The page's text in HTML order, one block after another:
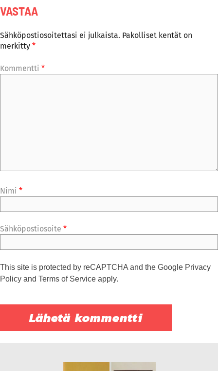
VASTAA
Sähköpostiosoitettasi ei julkaista. Pakolliset kentät on
merkitty *
Kommentti *
Nimi *
Sähköpostiosoite *
This site is protected by reCAPTCHA and the Google Privacy
Policy and Terms of Service apply.